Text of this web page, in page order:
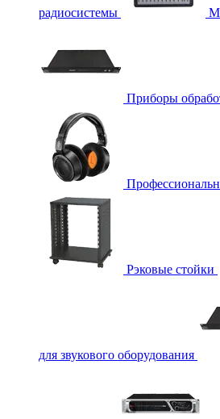
радиосистемы
Приборы
Рэковые стойки
для звукового оборудования